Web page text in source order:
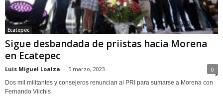
Ecatepec
Sigue desbandada de priistas hacia Morena
en Ecatepec
Luis Miguel Loaiza - 5 marzo, 2023 0
Dos mil militantes y consejeros renuncian al PRI para sumarse a Morena con
Fernando Vilchis